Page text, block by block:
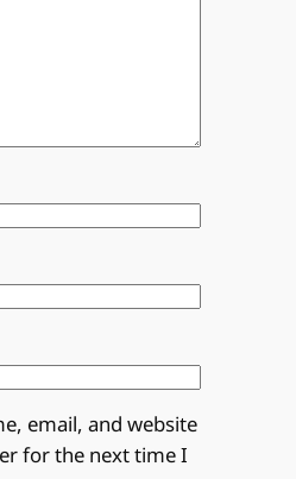
email, and website
for the next time I